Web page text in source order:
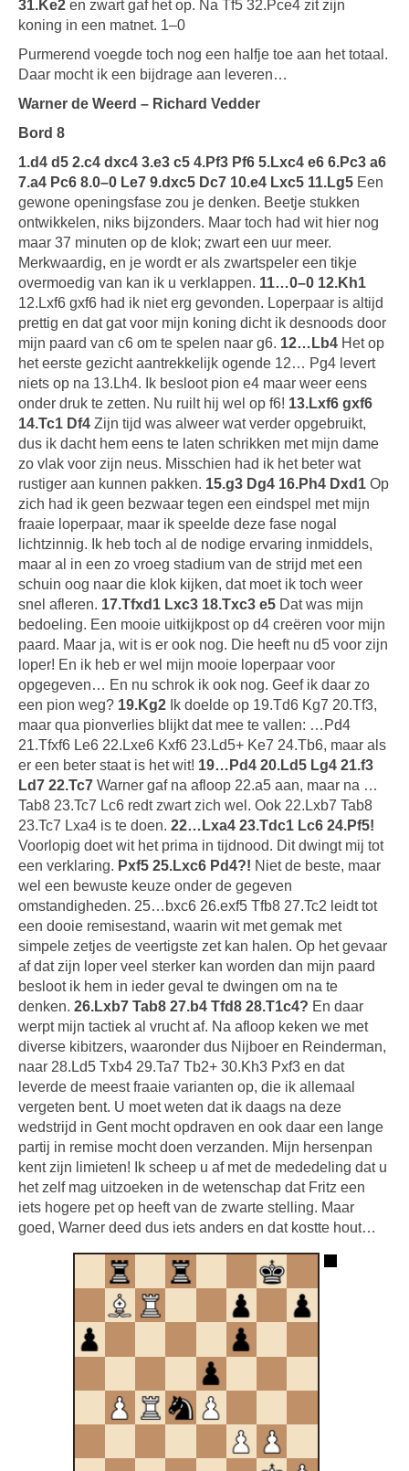
31.Ke2 en zwart gaf het op. Na Tf5 32.Pce4 zit zijn
koning in een matnet. 1–0
Purmerend voegde toch nog een halfje toe aan het totaal.
Daar mocht ik een bijdrage aan leveren…
Warner de Weerd – Richard Vedder
Bord 8
1.d4 d5 2.c4 dxc4 3.e3 c5 4.Pf3 Pf6 5.Lxc4 e6 6.Pc3 a6
7.a4 Pc6 8.0–0 Le7 9.dxc5 Dc7 10.e4 Lxc5 11.Lg5 Een
gewone openingsfase zou je denken. Beetje stukken
ontwikkelen, niks bijzonders. Maar toch had wit hier nog
maar 37 minuten op de klok; zwart een uur meer.
Merkwaardig, en je wordt er als zwartspeler een tikje
overmoedig van kan ik u verklappen. 11…0–0 12.Kh1
12.Lxf6 gxf6 had ik niet erg gevonden. Loperpaar is altijd
prettig en dat gat voor mijn koning dicht ik desnoods door
mijn paard van c6 om te spelen naar g6. 12…Lb4 Het op
het eerste gezicht aantrekkelijk ogende 12… Pg4 levert
niets op na 13.Lh4. Ik besloot pion e4 maar weer eens
onder druk te zetten. Nu ruilt hij wel op f6! 13.Lxf6 gxf6
14.Tc1 Df4 Zijn tijd was alweer wat verder opgebruikt,
dus ik dacht hem eens te laten schrikken met mijn dame
zo vlak voor zijn neus. Misschien had ik het beter wat
rustiger aan kunnen pakken. 15.g3 Dg4 16.Ph4 Dxd1 Op
zich had ik geen bezwaar tegen een eindspel met mijn
fraaie loperpaar, maar ik speelde deze fase nogal
lichtzinnig. Ik heb toch al de nodige ervaring inmiddels,
maar al in een zo vroeg stadium van de strijd met een
schuin oog naar die klok kijken, dat moet ik toch weer
snel afleren. 17.Tfxd1 Lxc3 18.Txc3 e5 Dat was mijn
bedoeling. Een mooie uitkijkpost op d4 creëren voor mijn
paard. Maar ja, wit is er ook nog. Die heeft nu d5 voor zijn
loper! En ik heb er wel mijn mooie loperpaar voor
opgegeven… En nu schrok ik ook nog. Geef ik daar zo
een pion weg? 19.Kg2 Ik doelde op 19.Td6 Kg7 20.Tf3,
maar qua pionverlies blijkt dat mee te vallen: …Pd4
21.Tfxf6 Le6 22.Lxe6 Kxf6 23.Ld5+ Ke7 24.Tb6, maar als
er een beter staat is het wit! 19…Pd4 20.Ld5 Lg4 21.f3
Ld7 22.Tc7 Warner gaf na afloop 22.a5 aan, maar na …
Tab8 23.Tc7 Lc6 redt zwart zich wel. Ook 22.Lxb7 Tab8
23.Tc7 Lxa4 is te doen. 22…Lxa4 23.Tdc1 Lc6 24.Pf5!
Voorlopig doet wit het prima in tijdnood. Dit dwingt mij tot
een verklaring. Pxf5 25.Lxc6 Pd4?! Niet de beste, maar
wel een bewuste keuze onder de gegeven
omstandigheden. 25…bxc6 26.exf5 Tfb8 27.Tc2 leidt tot
een dooie remisestand, waarin wit met gemak met
simpele zetjes de veertigste zet kan halen. Op het gevaar
af dat zijn loper veel sterker kan worden dan mijn paard
besloot ik hem in ieder geval te dwingen om na te
denken. 26.Lxb7 Tab8 27.b4 Tfd8 28.T1c4? En daar
werpt mijn tactiek al vrucht af. Na afloop keken we met
diverse kibitzers, waaronder dus Nijboer en Reinderman,
naar 28.Ld5 Txb4 29.Ta7 Tb2+ 30.Kh3 Pxf3 en dat
leverde de meest fraaie varianten op, die ik allemaal
vergeten bent. U moet weten dat ik daags na deze
wedstrijd in Gent mocht opdraven en ook daar een lange
partij in remise mocht doen verzanden. Mijn hersenpan
kent zijn limieten! Ik scheep u af met de mededeling dat u
het zelf mag uitzoeken in de wetenschap dat Fritz een
iets hogere pet op heeft van de zwarte stelling. Maar
goed, Warner deed dus iets anders en dat kostte hout…